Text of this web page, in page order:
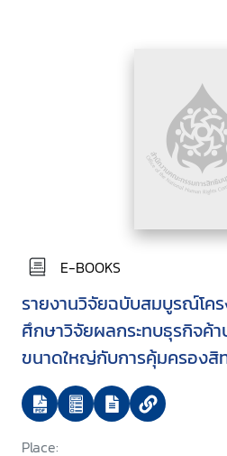
E-BOOKS
รายงานวิจัยฉบับสมบูรณ์โค
ศึกษาวิจัยผลกระทบธุรกิจค้
ขนาดใหญ่กับการคุ้มครองสิ
ชน
Place: